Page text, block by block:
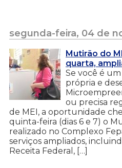
segunda-feira, 04 de
Mutirão do
quarta,
Se você é
própria e
ou precisa
de MEI, a oportunidade
quinta-feira (dias 6 e 7) o
realizado no Complexo
serviços ampliados,
Receita Federal, […]